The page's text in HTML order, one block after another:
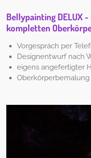
Bellypainting DELUX
kompletten
Vorgespräch per
Designentwurf nach
eigens angefertigter